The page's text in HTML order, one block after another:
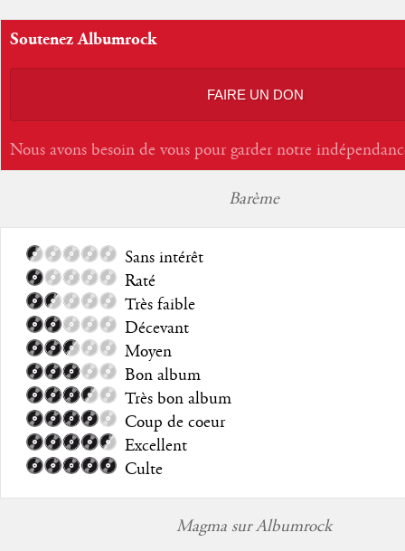
Soutenez Albumrock
FAIRE UN DON
Nous avons besoin de vous pour garder notre
Barème
Sans intérêt
Raté
Très faible
Décevant
Moyen
Bon album
Très bon album
Coup de coeur
Excellent
Culte
Magma sur Albumrock